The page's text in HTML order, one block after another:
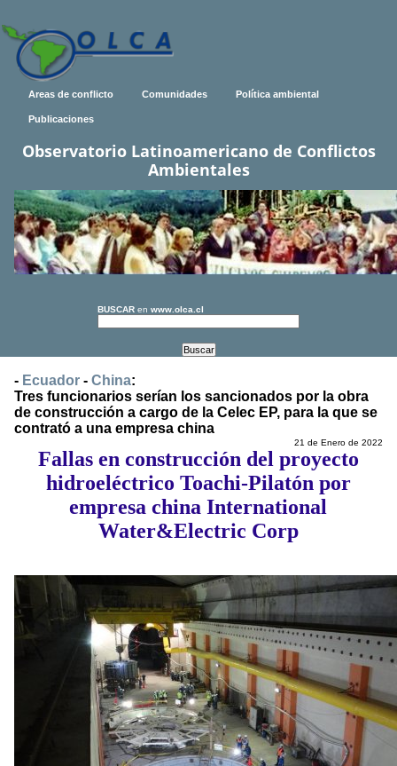
Areas de conflicto Comunidades Política ambiental
Publicaciones
Observatorio Latinoamericano de Conflictos
Ambientales
BUSCAR en www.olca.cl
- Ecuador - China:
Tres funcionarios serían los sancionados por la obra
de construcción a cargo de la Celec EP, para la que se
contrató a una empresa china
21 de Enero de 2022
Fallas en construcción del proyecto
hidroeléctrico Toachi-Pilatón por
empresa china International
Water&Electric Corp